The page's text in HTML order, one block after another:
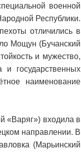
военной
Республики.
отличились в
Мощун (Бучанский
и мужество,
государственных
наименование
«Варяг») входила в
направлении. В
(Марьинский